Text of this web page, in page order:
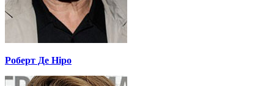
Роберт Де Ніро